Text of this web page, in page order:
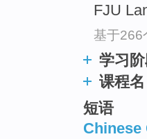
FJU
基于266
学习
课程名
短语
Chinese